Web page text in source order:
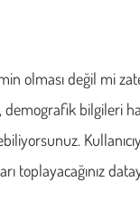
olması değil mi
bilgileri
toplayacağınız